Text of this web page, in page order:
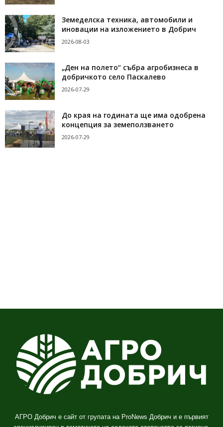
Земеделска техника, автомобили и
иновации на изложението в Добрич
2026-08-03
„Ден на полето“ събра агробизнеса в
добричкото село Паскалево
2026-07-29
До края на годината ще има одобрена
концепция за земеползването
2026-07-29
АГРО Добрич е сайт от групата на ProNews Добрич и е първият